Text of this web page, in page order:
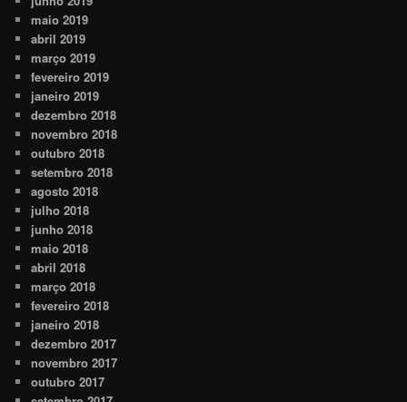
maio 2019
abril 2019
março 2019
fevereiro 2019
janeiro 2019
dezembro 2018
novembro 2018
outubro 2018
setembro 2018
agosto 2018
julho 2018
junho 2018
maio 2018
abril 2018
março 2018
fevereiro 2018
janeiro 2018
dezembro 2017
novembro 2017
outubro 2017